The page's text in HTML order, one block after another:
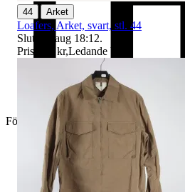
Företag
44 Arket
Loafers, Arket, svart, stl. 44
Sluttid
9 aug 18:12.
Pris:
138 kr,Ledande bud